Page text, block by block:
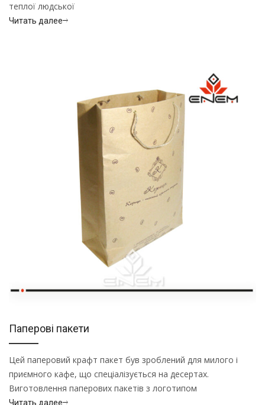
теплої людської
Читать далее
Паперові пакети
Цей паперовий крафт пакет був зроблений для милого і
приємного кафе, що спеціалізується на десертах.
Виготовлення паперових пакетів з логотипом
Читать далее